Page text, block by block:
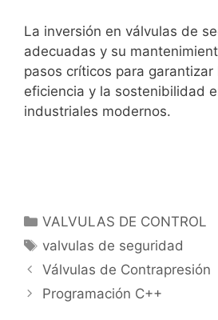
La inversión en válvulas de
adecuadas y su
pasos críticos para
eficiencia y la sostenibilidad
industriales modernos.
C
a
e
g
VALVULAS DE CONTROL
E
t
q
valvulas de seguridad
Válvulas de Contrapresión
Programación C++